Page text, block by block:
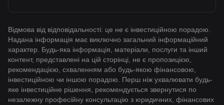
Відмова від відповідальності: це не є інвестиційною порадою.
Надана інформація має виключно загальний інформаційний
характер. Будь-яка інформація, матеріали, послуги та інший
контент, представлені на цій сторінці, не є пропозицією,
рекомендацією, схваленням або будь-якою фінансовою,
інвестиційною чи іншою порадою. Перш ніж ухвалювати будь-
яке інвестиційне рішення, рекомендується звернутися по
незалежну професійну консультацію з юридичних, фінансових